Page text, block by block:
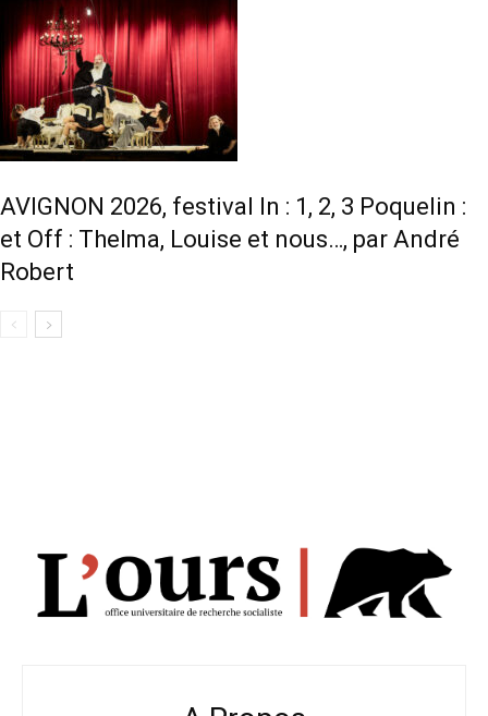
AVIGNON 2026, festival In : 1, 2, 3 Poquelin :
et Off : Thelma, Louise et nous…, par André
Robert